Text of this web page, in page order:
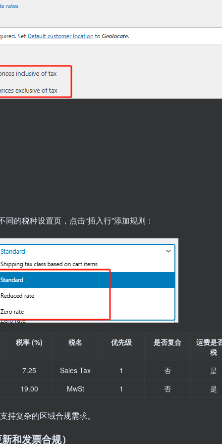
的税种设置页，点击“插入行”添加规则：
税率 (%) 税名 优先级 是否复合
运费是
税
7.25
Sales Tax 1 否
是
19.00
MwSt 1 否 是
持复杂的区域合规需求。
和发票合规）